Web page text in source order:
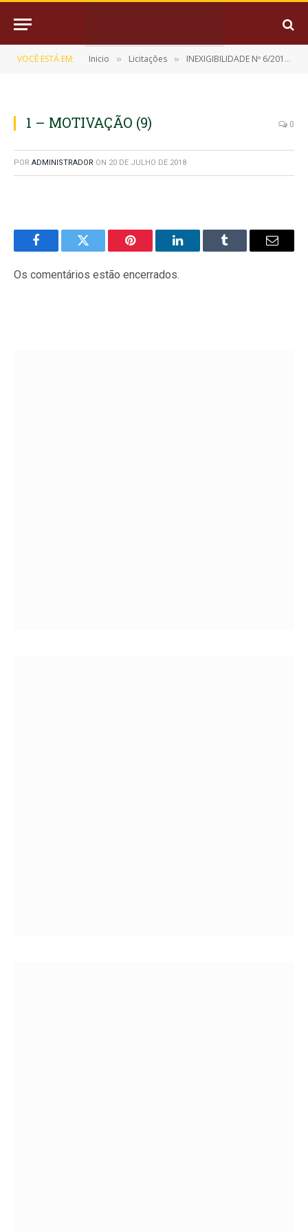
VOCÊ ESTÁ EM: Inicio » Licitações » INEXIGIBILIDADE Nº 6/2018-0308
1 – MOTIVAÇÃO (9) 0
POR ADMINISTRADOR ON 20 DE JULHO DE 2018
FacebookTwitter Pinterest LinkedInTumblr
E-
Os comentários estão encerrados.